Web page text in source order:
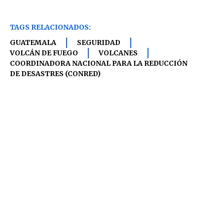
TAGS RELACIONADOS:
GUATEMALA
SEGURIDAD
VOLCÁN DE FUEGO
VOLCANES
COORDINADORA NACIONAL PARA LA REDUCCIÓN
DE DESASTRES (CONRED)